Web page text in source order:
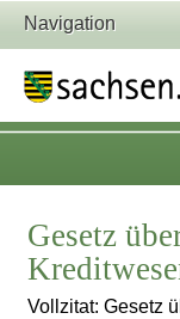
Navigation
Gesetz
Vollzitat: Gesetz